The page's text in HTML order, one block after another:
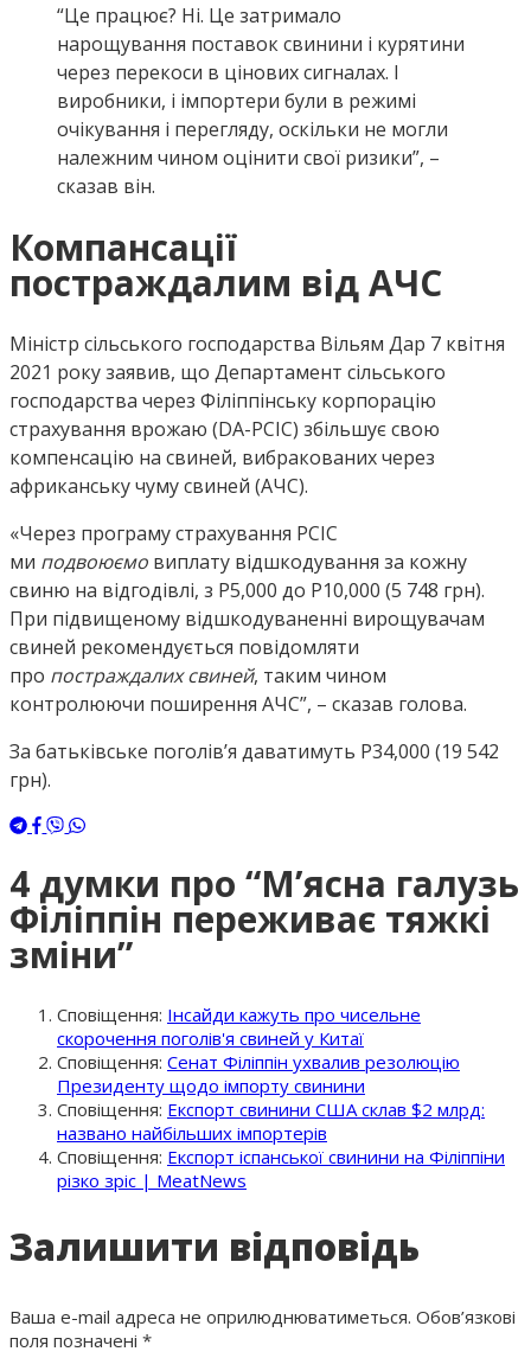
“Це працює? Ні. Це затримало
нарощування поставок свинини і курятини
через перекоси в цінових сигналах. І
виробники, і імпортери були в режимі
очікування і перегляду, оскільки не могли
належним чином оцінити свої ризики”, –
сказав він.
Компансації
постраждалим від АЧС
Міністр сільського господарства Вільям Дар 7 квітня
2021 року заявив, що Департамент сільського
господарства через Філіппінську корпорацію
страхування врожаю (DA-PCIC) збільшує свою
компенсацію на свиней, вибракованих через
африканську чуму свиней (АЧС).
«Через програму страхування PCIC
ми подвоюємо виплату відшкодування за кожну
свиню на відгодівлі, з P5,000 до P10,000 (5 748 грн).
При підвищеному відшкодуваненні вирощувачам
свиней рекомендується повідомляти
про постраждалих свиней, таким чином
контролюючи поширення АЧС”, – сказав голова.
За батьківське поголів’я даватимуть P34,000 (19 542
грн).
4 думки про “М’ясна галузь
Філіппін переживає тяжкі
зміни”
Сповіщення: Інсайди кажуть про чисельне
скорочення поголів'я свиней у Китаї
Сповіщення: Сенат Філіппін ухвалив резолюцію
Президенту щодо імпорту свинини
Сповіщення: Експорт свинини США склав $2 млрд:
названо найбільших імпортерів
Сповіщення: Експорт іспанської свинини на Філіппіни
різко зріс | MeatNews
Залишити відповідь
Ваша e-mail адреса не оприлюднюватиметься. Обов’язкові
поля позначені *